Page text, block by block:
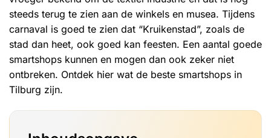
steeds terug te zien aan de winkels en musea. Tijdens
carnaval is goed te zien dat “Kruikenstad”, zoals de
stad dan heet, ook goed kan feesten. Een aantal goede
smartshops kunnen en mogen dan ook zeker niet
ontbreken. Ontdek hier wat de beste smartshops in
Tilburg zijn.